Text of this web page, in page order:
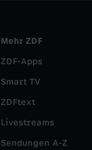
Mehr ZDF
ZDF-Apps
Smart TV
ZDFtext
Livestreams
Sendungen A-Z